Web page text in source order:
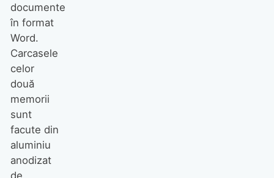
documente
în format
Word.
Carcasele
celor
două
memorii
sunt
facute din
aluminiu
anodizat
de